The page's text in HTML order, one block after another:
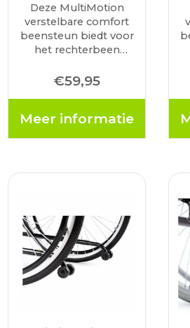
Deze MultiMotion
verstelbare comfort
beensteun biedt voor
het rechterbeen
hoek of horizontaal
voor extra comfort.
€59,95
Meer informatie